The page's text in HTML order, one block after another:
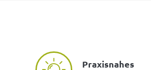
Praxisnahes